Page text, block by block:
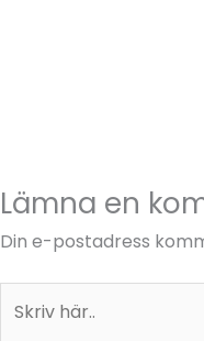
Lämna en
Din e-postadress
här..